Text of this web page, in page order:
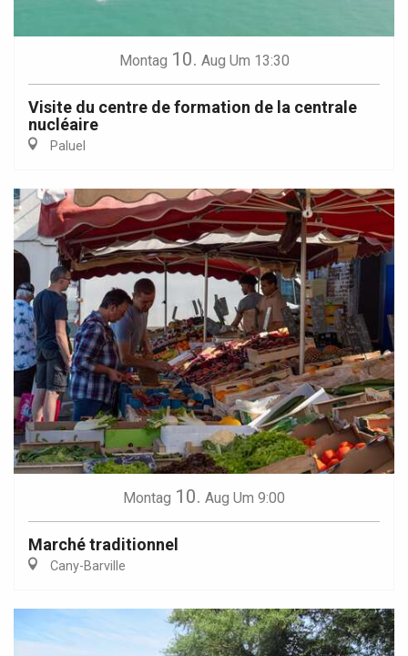
Montag 10. Aug Um 13:30
Visite du centre de formation de la centrale
nucléaire
Paluel
Montag 10. Aug Um 9:00
Marché traditionnel
Cany-Barville